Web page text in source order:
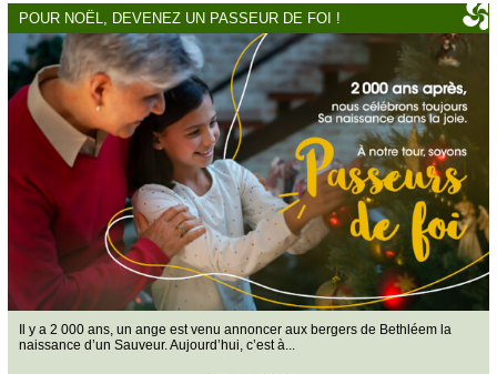
POUR NOËL, DEVENEZ UN PASSEUR DE FOI !
Il y a 2 000 ans, un ange est venu annoncer aux bergers de Bethléem la
naissance d’un Sauveur. Aujourd’hui, c’est à...